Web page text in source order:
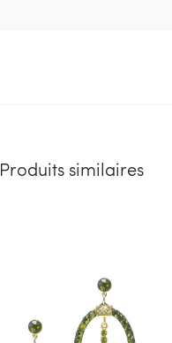
Produits similaires